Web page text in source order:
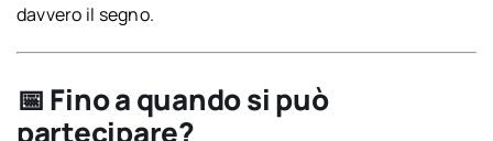
davvero il segno.
📅 Fino a quando si può
partecipare?